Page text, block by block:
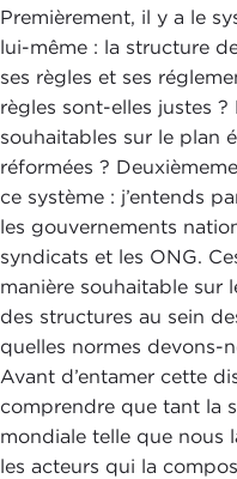
Premièrement, il y a le
lui-même : la structure
ses règles et ses
règles sont-elles justes
souhaitables sur le plan
réformées ?
ce système : j’entends
les gouvernements
syndicats et les ONG.
manière souhaitable sur
des structures au sein
quelles normes devons-
Avant d’entamer cette
comprendre que tant la
mondiale telle que nous
les acteurs qui la